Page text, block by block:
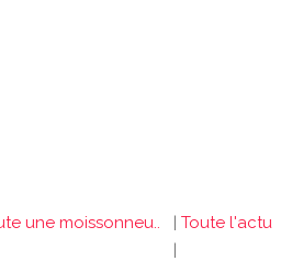
une moissonneu.. | Toute l'actu
|